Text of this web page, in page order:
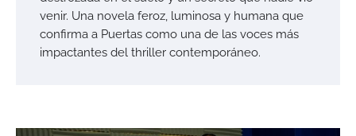
venir. Una novela feroz, luminosa y humana que
confirma a Puertas como una de las voces más
impactantes del thriller contemporáneo.